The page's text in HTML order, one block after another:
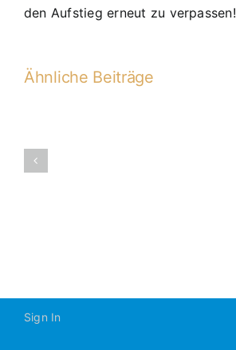
den Aufstieg erneut zu verpassen!
Ähnliche Beiträge
Sign In